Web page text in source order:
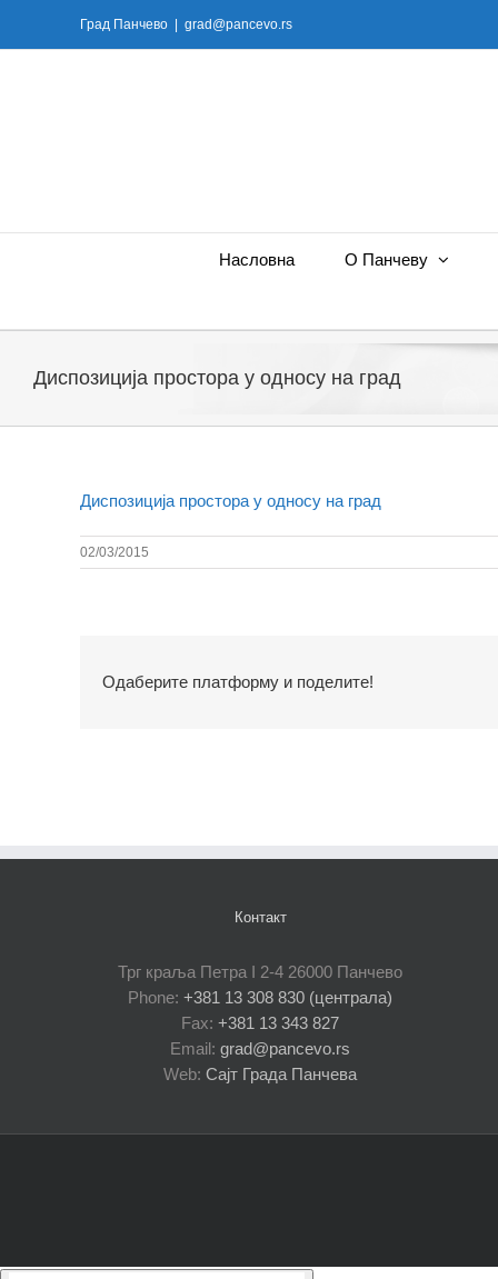
Град Панчево grad@pancevo.rs
Насловна О Панчеву
Диспозиција простора у односу на град
Диспозиција простора у односу на град
02/03/2015
Одаберите платформу и поделите!
Контакт
Трг краља Петра I 2-4 26000 Панчево
Phone: +381 13 308 830 (централа)
Fax: +381 13 343 827
Email: grad@pancevo.rs
Web: Сајт Града Панчева